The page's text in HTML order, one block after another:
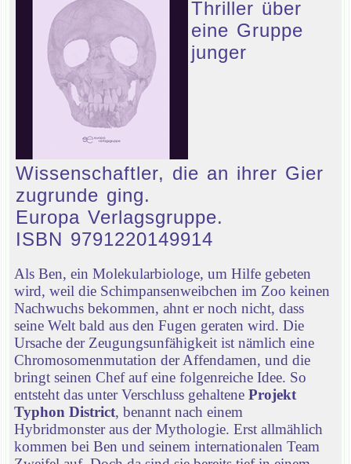
Thriller über
eine Gruppe
junger
Wissenschaftler, die an ihrer Gier
zugrunde ging.
Europa Verlagsgruppe.
ISBN 9791220149914
Als Ben, ein Molekularbiologe, um Hilfe gebeten
wird, weil die Schimpansenweibchen im Zoo keinen
Nachwuchs bekommen, ahnt er noch nicht, dass
seine Welt bald aus den Fugen geraten wird. Die
Ursache der Zeugungsunfähigkeit ist nämlich eine
Chromosomenmutation der Affendamen, und die
bringt seinen Chef auf eine folgenreiche Idee. So
entsteht das unter Verschluss gehaltene Projekt
Typhon District, benannt nach einem
Hybridmonster aus der Mythologie. Erst allmählich
kommen bei Ben und seinem internationalen Team